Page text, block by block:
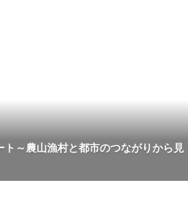
ト～農山漁村と都市のつながりから見